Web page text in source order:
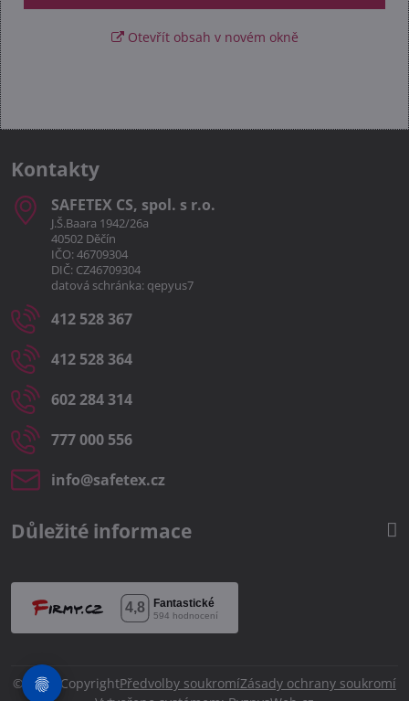
Otevřít obsah v novém okně
Kontakty
SAFETEX CS, spol​. s r​.o​.
J.Š.Baara 1942/26a
40502 Děčín
IČO: 46709304
DIČ: CZ46709304
datová schránka: qepyus7
412 528 367
412 528 364
602 284 314
777 000 556
info​@safetex​.cz
Důležité informace
© 2026 CopyrightPředvolby soukromíZásady ochrany soukromí